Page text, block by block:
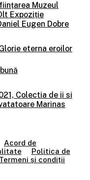
Muzeul
Expoziție
Eugen Dobre
eterna eroilor
Colectia de ii si
Marinas
Acord de
Politica de
Termeni și condiții